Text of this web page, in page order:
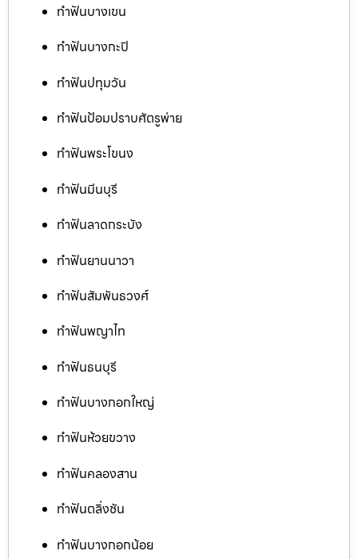
ทำฟันบางเขน
ทำฟันบางกะปิ
ทำฟันปทุมวัน
ทำฟันป้อมปราบศัตรูพ่าย
ทำฟันพระโขนง
ทำฟันมีนบุรี
ทำฟันลาดกระบัง
ทำฟันยานนาวา
ทำฟันสัมพันธวงศ์
ทำฟันพญาไท
ทำฟันธนบุรี
ทำฟันบางกอกใหญ่
ทำฟันห้วยขวาง
ทำฟันคลองสาน
ทำฟันตลิ่งชัน
ทำฟันบางกอกน้อย